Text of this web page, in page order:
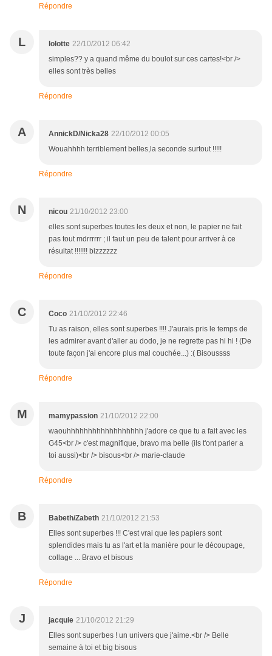
Répondre
L lolotte 22/10/2012 06:42
simples?? y a quand même du boulot sur ces cartes!<br />
elles sont très belles
Répondre
A AnnickD/Nicka28 22/10/2012 00:05
Wouahhhh terriblement belles,la seconde surtout !!!!!
Répondre
N nicou 21/10/2012 23:00
elles sont superbes toutes les deux et non, le papier ne fait
pas tout mdrrrrrr ; il faut un peu de talent pour arriver à ce
résultat !!!!!!! bizzzzzz
Répondre
C Coco 21/10/2012 22:46
Tu as raison, elles sont superbes !!!! J'aurais pris le temps de
les admirer avant d'aller au dodo, je ne regrette pas hi hi ! (De
toute façon j'ai encore plus mal couchée...) :( Bisoussss
Répondre
M mamypassion 21/10/2012 22:00
waouhhhhhhhhhhhhhhhhhh j'adore ce que tu a fait avec les
G45<br /> c'est magnifique, bravo ma belle (ils t'ont parler a
toi aussi)<br /> bisous<br /> marie-claude
Répondre
B Babeth/Zabeth 21/10/2012 21:53
Elles sont superbes !!! C'est vrai que les papiers sont
splendides mais tu as l'art et la manière pour le découpage,
collage ... Bravo et bisous
Répondre
J jacquie 21/10/2012 21:29
Elles sont superbes ! un univers que j'aime.<br /> Belle
semaine à toi et big bisous